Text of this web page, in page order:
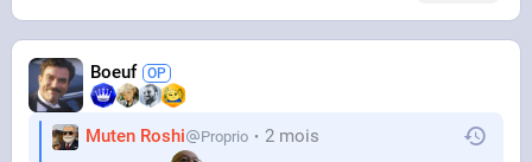
Boeuf
Muten Roshi Proprio 2 mois